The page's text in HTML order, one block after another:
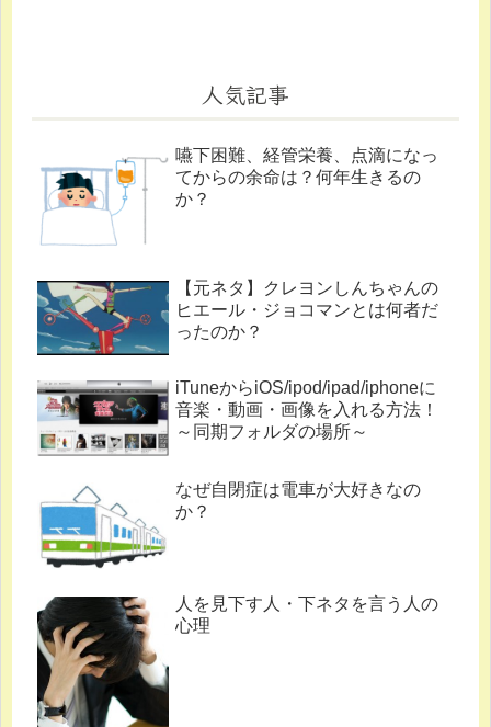
人気記事
嚥下困難、経管栄養、点滴になっ
てからの余命は？何年生きるの
か？
【元ネタ】クレヨンしんちゃんの
ヒエール・ジョコマンとは何者だ
ったのか？
iTuneからiOS/ipod/ipad/iphoneに
音楽・動画・画像を入れる方法！
～同期フォルダの場所～
なぜ自閉症は電車が大好きなの
か？
人を見下す人・下ネタを言う人の
心理